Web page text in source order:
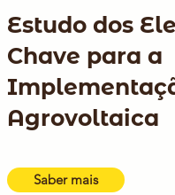
Estudo dos
Chave para a
Agrovoltaica
Saber mais